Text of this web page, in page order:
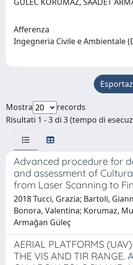
Afferenza
Ingegneria Civile e Ambientale
Mostra
records
Risultati 1 - 3 di 3 (tempo di
Advanced procedure for
and assessment of
from Laser Scanning to
2018 Tucci, Grazia; Bartoli,
Bonora, Valentina; Korumaz,
Armağan Güleç
AERIAL PLATFORMS
THE VIS AND TIR RANGE.